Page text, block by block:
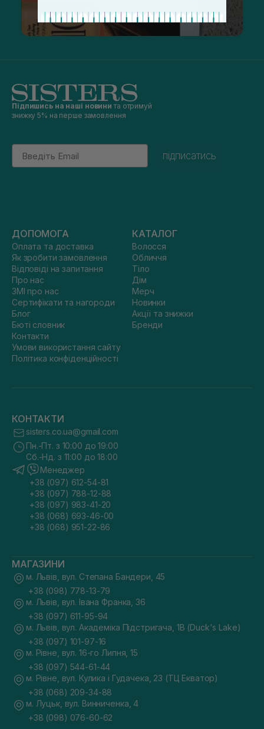
Підпишись на наші новини та отримуй
знижку 5% на перше замовлення
Email
підписатись
ДОПОМОГА
Оплата та доставка
Як зробити замовлення
Відповіді на запитання
Про нас
ЗМІ про нас
Сертифікати та нагороди
Блог
Бюті словник
Контакти
Умови використання сайту
Політика конфіденційності
КАТАЛОГ
Волосся
Обличчя
Тіло
Дім
Мерч
Новинки
Акції та знижки
Бренди
КОНТАКТИ
sisters.co.ua@gmail.com
Пн.-Пт. з 10:00 до 19:00
Сб.-Нд. з 11:00 до 18:00
Менеджер
+38 (097) 612-54-81
+38 (097) 788-12-88
+38 (097) 983-41-20
+38 (068) 693-46-00
+38 (068) 951-22-86
МАГАЗИНИ
м. Львів, вул. Степана Бандери, 45
+38 (098) 778-13-79
м. Львів, вул. Івана Франка, 36
+38 (097) 611-95-94
м. Львів, вул. Академіка Підстригача, 1В (Duck's Lake)
+38 (097) 101-97-16
м. Рівне, вул. 16-го Липня, 15
+38 (097) 544-61-44
м. Рівне, вул. Кулика і Гудачека, 23 (ТЦ Екватор)
+38 (068) 209-34-88
м. Луцьк, вул. Винниченка, 4
+38 (098) 076-60-62